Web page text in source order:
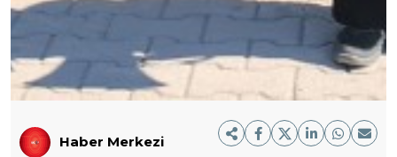
Haber Merkezi